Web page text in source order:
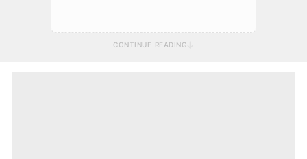
CONTINUE READING